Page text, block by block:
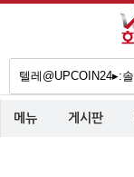
메뉴 게시판